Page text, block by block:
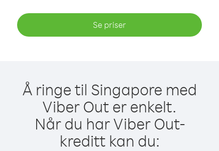
Se priser
Å ringe til Singapore med
Viber Out er enkelt.
Når du har Viber Out-
kreditt kan du: